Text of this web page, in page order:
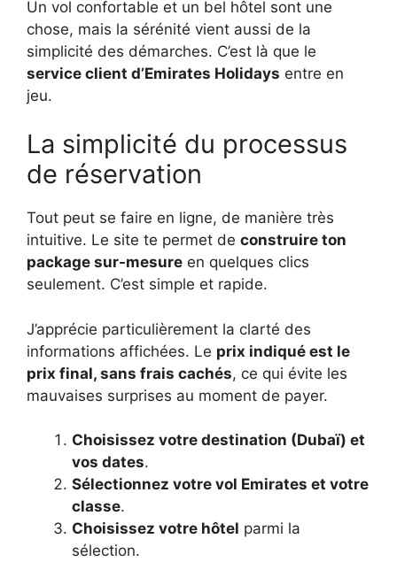
Un vol confortable et un bel hôtel sont une
chose, mais la sérénité vient aussi de la
simplicité des démarches. C’est là que le
service client d’Emirates Holidays entre en
jeu.
La simplicité du processus
de réservation
Tout peut se faire en ligne, de manière très
intuitive. Le site te permet de construire ton
package sur-mesure en quelques clics
seulement. C’est simple et rapide.
J’apprécie particulièrement la clarté des
informations affichées. Le prix indiqué est le
prix final, sans frais cachés, ce qui évite les
mauvaises surprises au moment de payer.
Choisissez votre destination (Dubaï) et
vos dates.
Sélectionnez votre vol Emirates et votre
classe.
Choisissez votre hôtel parmi la
sélection.